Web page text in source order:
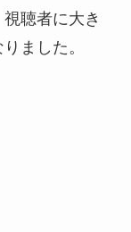
聴者に大き
ました。